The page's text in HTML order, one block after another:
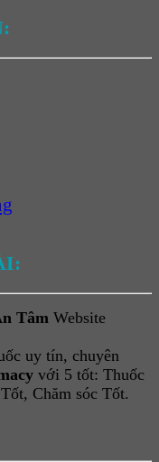
Tâm Website
uy tín, chuyên
với 5 tốt: Thuốc
Chăm sóc Tốt.